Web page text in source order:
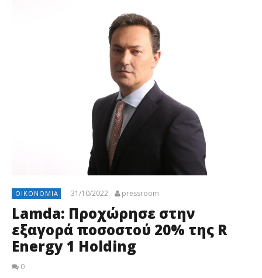
ΟΙΚΟΝΟΜΊΑ 31/10/2022 pressroom
Lamda: Προχώρησε στην
εξαγορά ποσοστού 20% της R
Energy 1 Holding
0